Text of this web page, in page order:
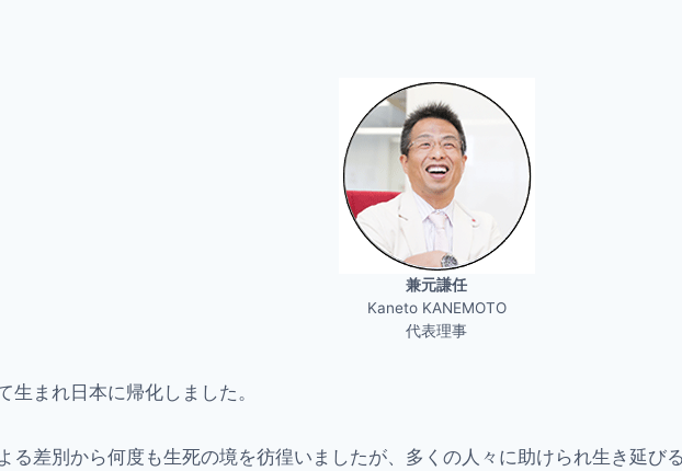
兼元謙任
Kaneto KANEMOTO
代表理事
生まれ日本に帰化しました。
る差別から何度も生死の境を彷徨いましたが、多くの人々に助けられ生き延び